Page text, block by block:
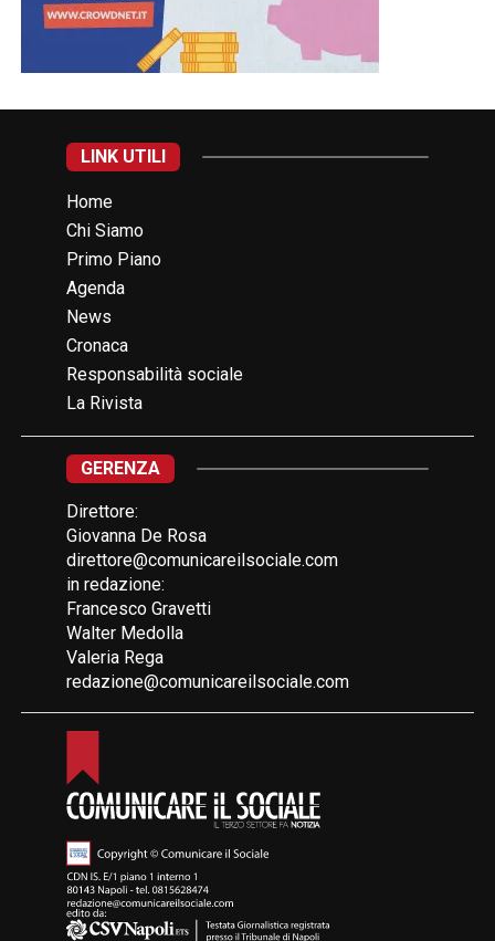
LINK UTILI
Home
Chi Siamo
Primo Piano
Agenda
News
Cronaca
Responsabilità sociale
La Rivista
GERENZA
Direttore:
Giovanna De Rosa
direttore@comunicareilsociale.com
in redazione:
Francesco Gravetti
Walter Medolla
Valeria Rega
redazione@comunicareilsociale.com